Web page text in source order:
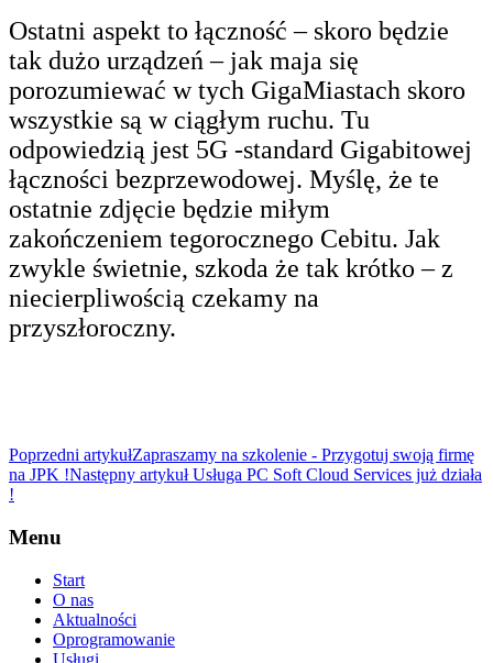
Ostatni aspekt to łączność – skoro będzie
tak dużo urządzeń – jak maja się
porozumiewać w tych GigaMiastach skoro
wszystkie są w ciągłym ruchu. Tu
odpowiedzią jest 5G -standard Gigabitowej
łączności bezprzewodowej. Myślę, że te
ostatnie zdjęcie będzie miłym
zakończeniem tegorocznego Cebitu. Jak
zwykle świetnie, szkoda że tak krótko – z
niecierpliwością czekamy na
przyszłoroczny.
Poprzedni artykułZapraszamy na szkolenie - Przygotuj swoją firmę
na JPK !Następny artykułUsługa PC Soft Cloud Services już działa
!
Menu
Start
O nas
Aktualności
Oprogramowanie
Usługi